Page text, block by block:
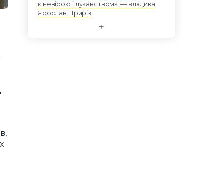
є невірою і лукавством», — владика
Ярослав Приріз